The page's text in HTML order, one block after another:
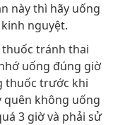
này thì hãy uống
nguyệt.
tránh thai
uống đúng giờ
thuốc trước khi
quên không uống
3 giờ và phải sử